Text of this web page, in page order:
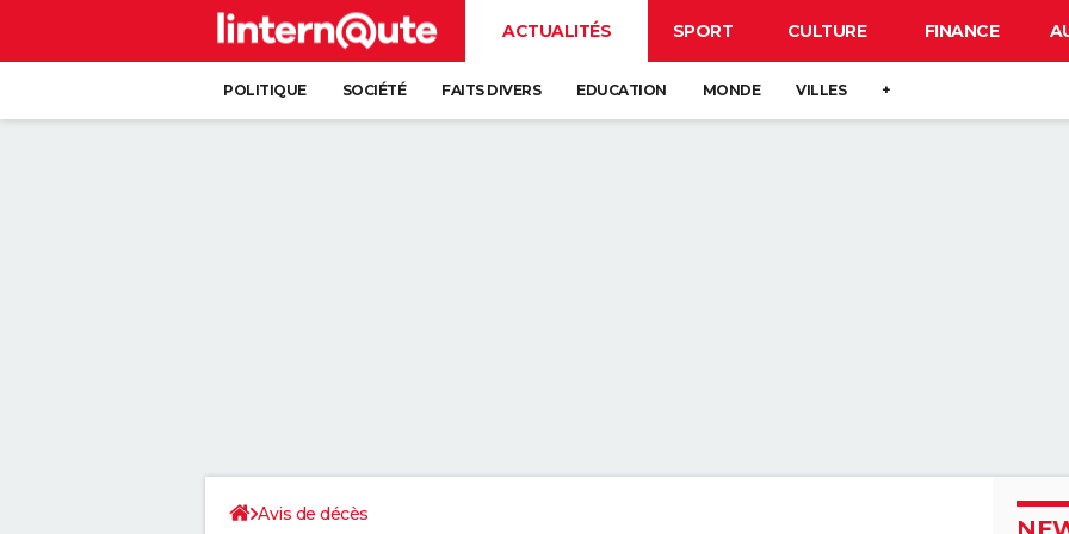
ACTUALITÉS SPORT CULTURE FINANCE
POLITIQUE SOCIÉTÉ FAITS DIVERS EDUCATION MONDE VILLES +
Avis de décès